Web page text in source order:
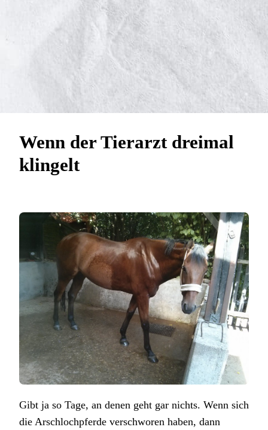
Wenn der Tierarzt dreimal
klingelt
Gibt ja so Tage, an denen geht gar nichts. Wenn sich
die Arschlochpferde verschworen haben, dann